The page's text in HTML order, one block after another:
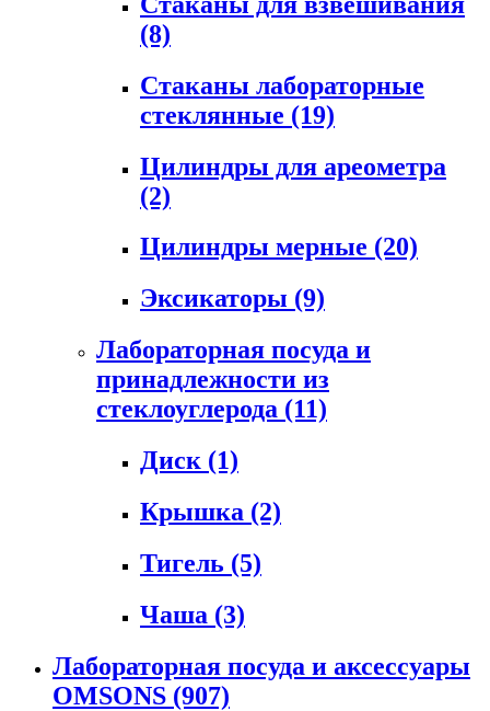
(8)
Стаканы лабораторные
стеклянные (19)
Цилиндры для ареометра
(2)
Цилиндры мерные (20)
Эксикаторы (9)
Лабораторная посуда и
принадлежности из
стеклоуглерода (11)
Диск (1)
Крышка (2)
Тигель (5)
Чаша (3)
Лабораторная посуда и аксессуары
OMSONS (907)